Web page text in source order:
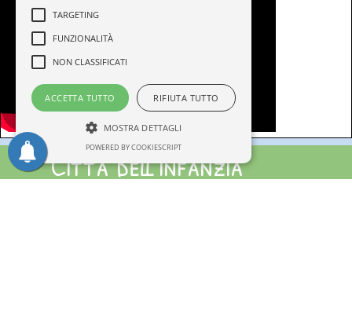
Città dell'Infanzia
TARGETING
FUNZIONALITÀ
NON CLASSIFICATI
ACCETTA TUTTO RIFIUTA TUTTO
MOSTRA DETTAGLI
POWERED BY COOKIESCRIPT